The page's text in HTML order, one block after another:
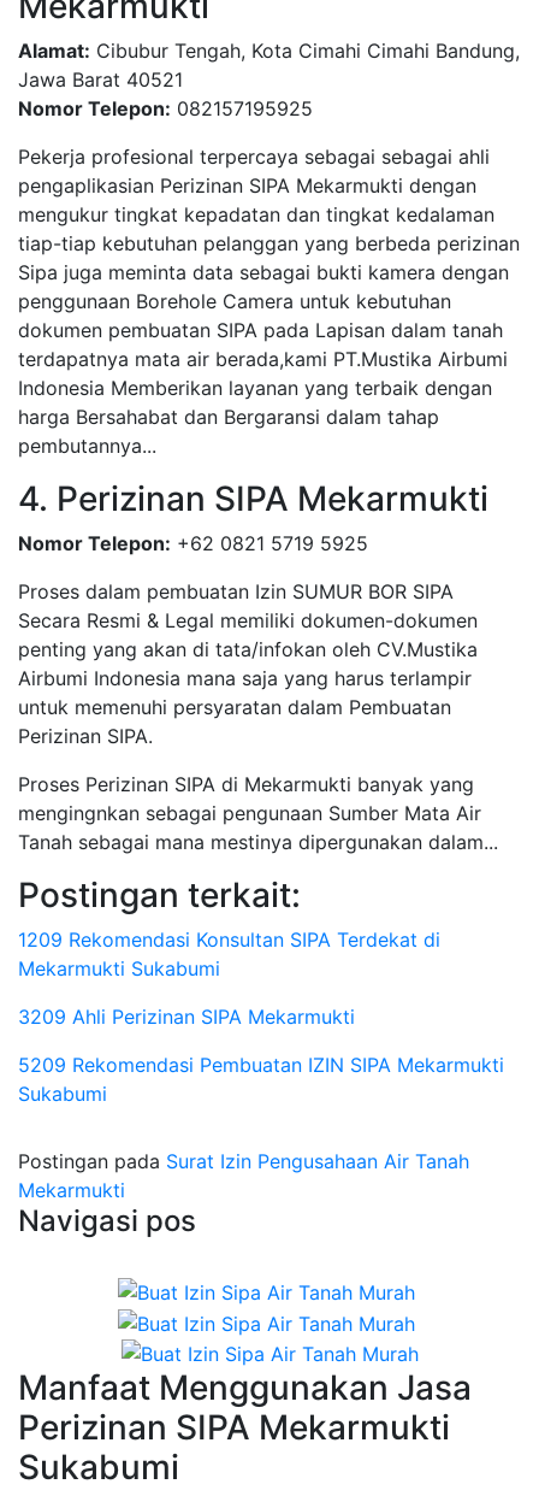
Alamat: Cibubur Tengah, Kota Cimahi Cimahi Bandung,
Jawa Barat 40521
Nomor Telepon: 082157195925
Pekerja profesional terpercaya sebagai sebagai ahli
pengaplikasian Perizinan SIPA Mekarmukti dengan
mengukur tingkat kepadatan dan tingkat kedalaman
tiap-tiap kebutuhan pelanggan yang berbeda perizinan
Sipa juga meminta data sebagai bukti kamera dengan
penggunaan Borehole Camera untuk kebutuhan
dokumen pembuatan SIPA pada Lapisan dalam tanah
terdapatnya mata air berada,kami PT.Mustika Airbumi
Indonesia Memberikan layanan yang terbaik dengan
harga Bersahabat dan Bergaransi dalam tahap
pembutannya...
4. Perizinan SIPA Mekarmukti
Nomor Telepon: +62 0821 5719 5925
Proses dalam pembuatan Izin SUMUR BOR SIPA
Secara Resmi & Legal memiliki dokumen-dokumen
penting yang akan di tata/infokan oleh CV.Mustika
Airbumi Indonesia mana saja yang harus terlampir
untuk memenuhi persyaratan dalam Pembuatan
Perizinan SIPA.
Proses Perizinan SIPA di Mekarmukti banyak yang
mengingnkan sebagai pengunaan Sumber Mata Air
Tanah sebagai mana mestinya dipergunakan dalam...
Postingan terkait:
1209 Rekomendasi Konsultan SIPA Terdekat di
Mekarmukti Sukabumi
3209 Ahli Perizinan SIPA Mekarmukti
5209 Rekomendasi Pembuatan IZIN SIPA Mekarmukti
Sukabumi
Postingan pada Surat Izin Pengusahaan Air Tanah
Mekarmukti
Navigasi pos
Manfaat Menggunakan Jasa
Perizinan SIPA Mekarmukti
Sukabumi